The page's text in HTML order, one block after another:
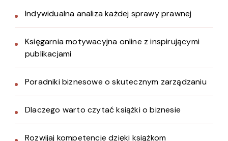
Indywidualna analiza każdej sprawy prawnej
Księgarnia motywacyjna online z inspirującymi
publikacjami
Poradniki biznesowe o skutecznym zarządzaniu
Dlaczego warto czytać książki o biznesie
Rozwijaj kompetencje dzięki książkom